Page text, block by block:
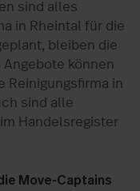
sind alles
in Rheintal für die
bleiben die
können
Reinigungsfirma in
sind alle
Handelsregister
Move-Captains